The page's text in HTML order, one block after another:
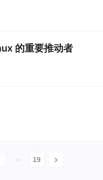
的重要推动者
19